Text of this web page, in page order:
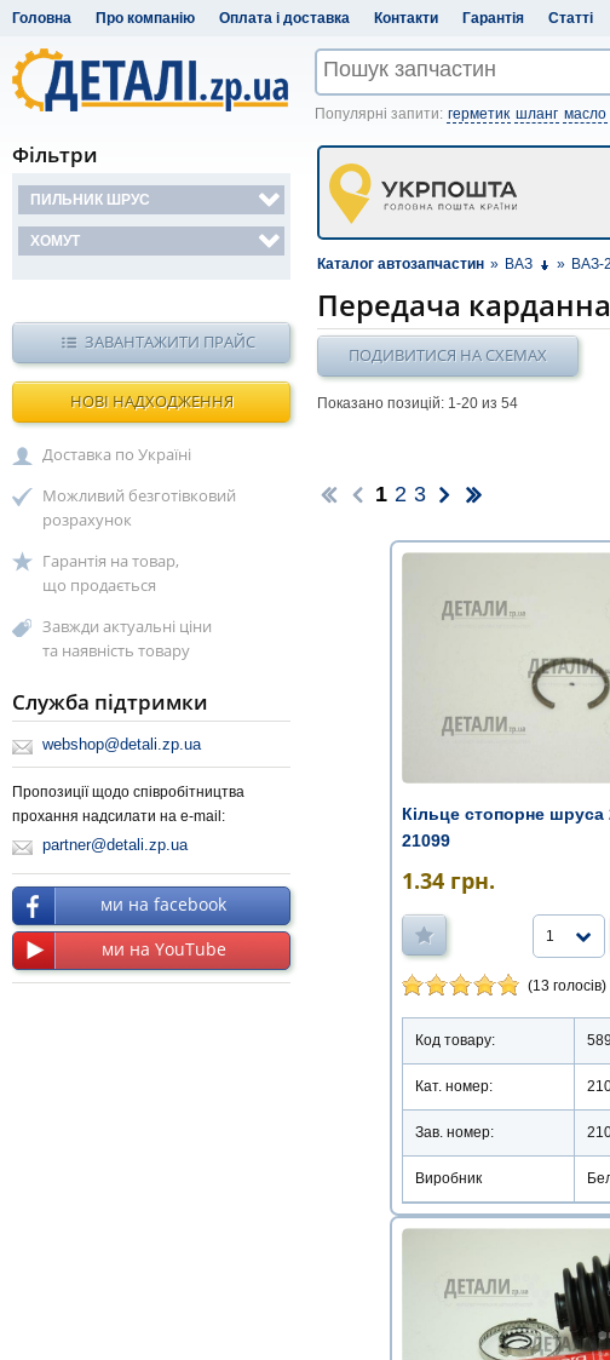
Головна Про компанію Оплата і доставка Контакти Гарантія Статті
Популярні запити: герметик шланг масло
Каталог автозапчастин » ВАЗ » ВАЗ-
Передача карданна
ПОДИВИТИСЯ НА СХЕМАХ
Показано позицій: 1-20 из 54
1 2 3
Кільце стопорне шруса
21099
1.34 грн.
1
(13 голосів)
Код товару:
Кат. номер:
Зав. номер:
Виробник
Фільтри
ПИЛЬНИК ШРУС
ХОМУТ
ЗАВАНТАЖИТИ ПРАЙС
НОВІ НАДХОДЖЕННЯ
Доставка по Україні
Можливий безготівковий
розрахунок
Гарантія на товар,
що продається
Завжди актуальні ціни
та наявність товару
Служба підтримки
webshop@detali.zp.ua
Пропозиції щодо співробітництва
прохання надсилати на e-mail:
partner@detali.zp.ua
ми на facebook
ми на YouTube